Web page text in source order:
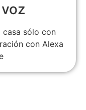
sólo con
con Alexa